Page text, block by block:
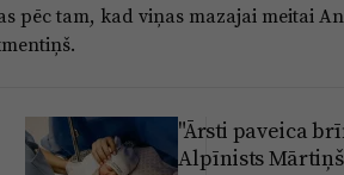
pēc tam, kad viņas mazajai meitai
"Ārsti paveica
Alpīnists